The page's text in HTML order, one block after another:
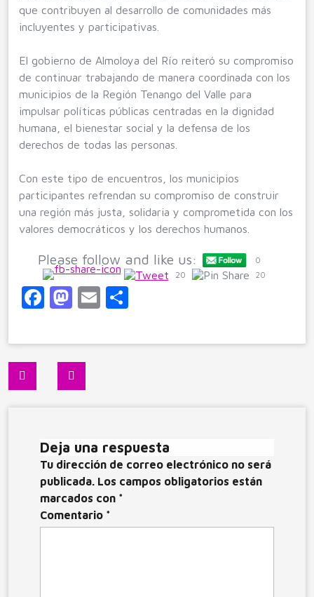
que contribuyen al desarrollo de comunidades más
incluyentes y participativas.
El gobierno de Almoloya del Río reiteró su compromiso
de continuar trabajando de manera coordinada con los
municipios de la Región Tenango del Valle para
impulsar políticas públicas centradas en la dignidad
humana, el bienestar social y la defensa de los
derechos de todas las personas.
Con este tipo de encuentros, los municipios
participantes refrendan su compromiso de construir
una región más justa, solidaria y comprometida con los
valores democráticos y los derechos humanos.
Please follow and like us:
0
20
20
F
c
k
M
st
o
d
E
ai m
Navegación
Deja una respuesta
Tu dirección de correo electrónico no será
publicada. Los campos obligatorios están
marcados con *
Comentario *